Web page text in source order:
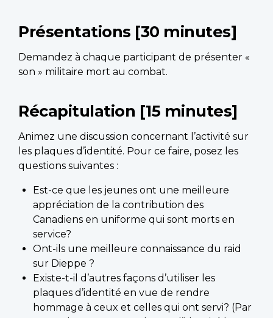
Présentations [30 minutes]
Demandez à chaque participant de présenter «
son » militaire mort au combat.
Récapitulation [15 minutes]
Animez une discussion concernant l’activité sur
les plaques d’identité. Pour ce faire, posez les
questions suivantes :
Est-ce que les jeunes ont une meilleure
appréciation de la contribution des
Canadiens en uniforme qui sont morts en
service?
Ont-ils une meilleure connaissance du raid
sur Dieppe ?
Existe-t-il d’autres façons d’utiliser les
plaques d’identité en vue de rendre
hommage à ceux et celles qui ont servi? (Par